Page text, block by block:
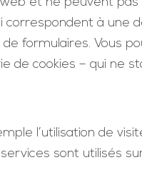
correspondent à une
formulaires. Vous
de cookies – qui ne
l’utilisation de
sont utilisés